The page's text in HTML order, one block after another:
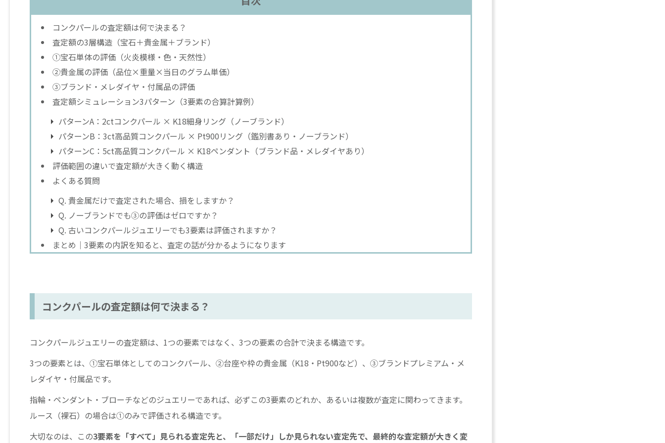
コンクパールの査定額は何で決まる？
査定額の3層構造（宝石＋貴金属＋ブランド）
①宝石単体の評価（火炎模様・色・天然性）
②貴金属の評価（品位×重量×当日のグラム単価）
③ブランド・メレダイヤ・付属品の評価
査定額シミュレーション3パターン（3要素の合算計算例）
パターンA：2ctコンクパール × K18細身リング（ノーブランド）
パターンB：3ct高品質コンクパール × Pt900リング（鑑別書あり・ノーブランド）
パターンC：5ct高品質コンクパール × K18ペンダント（ブランド品・メレダイヤあり）
評価範囲の違いで査定額が大きく動く構造
よくある質問
Q. 貴金属だけで査定された場合、損をしますか？
Q. ノーブランドでも③の評価はゼロですか？
Q. 古いコンクパールジュエリーでも3要素は評価されますか？
まとめ｜3要素の内訳を知ると、査定の話が分かるようになります
コンクパールの査定額は何で決まる？
コンクパールジュエリーの査定額は、1つの要素ではなく、3つの要素の合計で決まる構造です。
3つの要素とは、①宝石単体としてのコンクパール、②台座や枠の貴金属（K18・Pt900など）、③ブランドプレミアム・メ
レダイヤ・付属品です。
指輪・ペンダント・ブローチなどのジュエリーであれば、必ずこの3要素のどれか、あるいは複数が査定に関わってきます。
ルース（裸石）の場合は①のみで評価される構造です。
大切なのは、この3要素を「すべて」見られる査定先と、「一部だけ」しか見られない査定先で、最終的な査定額が大きく変